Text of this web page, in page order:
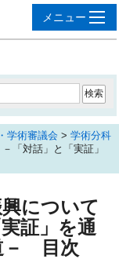
学術審議会 > 学術分科
「対話」と「実証」
について
証」を通
－ 目次